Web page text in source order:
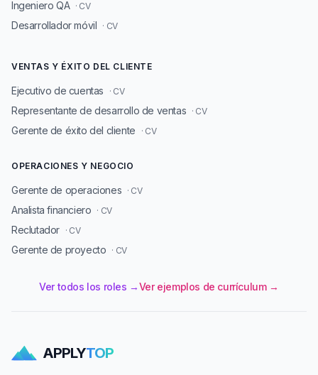
Ingeniero QA · CV
Desarrollador móvil · CV
VENTAS Y ÉXITO DEL CLIENTE
Ejecutivo de cuentas · CV
Representante de desarrollo de ventas · CV
Gerente de éxito del cliente · CV
OPERACIONES Y NEGOCIO
Gerente de operaciones · CV
Analista financiero · CV
Reclutador · CV
Gerente de proyecto · CV
Ver todos los roles →Ver ejemplos de currículum →
APPLYTOP